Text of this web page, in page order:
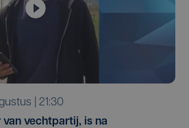
| 21:30
van vechtpartij, is na